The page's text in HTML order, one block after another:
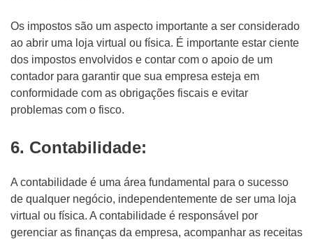
Os impostos são um aspecto importante a ser considerado
ao abrir uma loja virtual ou física. É importante estar ciente
dos impostos envolvidos e contar com o apoio de um
contador para garantir que sua empresa esteja em
conformidade com as obrigações fiscais e evitar
problemas com o fisco.
6. Contabilidade:
A contabilidade é uma área fundamental para o sucesso
de qualquer negócio, independentemente de ser uma loja
virtual ou física. A contabilidade é responsável por
gerenciar as finanças da empresa, acompanhar as receitas